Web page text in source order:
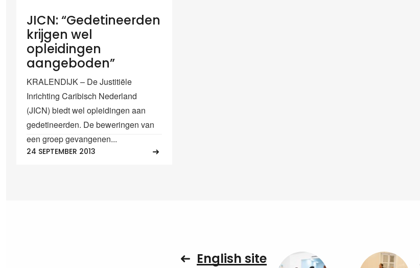
JICN: “Gedetineerden
krijgen wel
opleidingen
aangeboden”
KRALENDIJK – De Justitiële
Inrichting Caribisch Nederland
(JICN) biedt wel opleidingen aan
gedetineerden. De beweringen van
een groep gevangenen...
24 SEPTEMBER 2013
English site